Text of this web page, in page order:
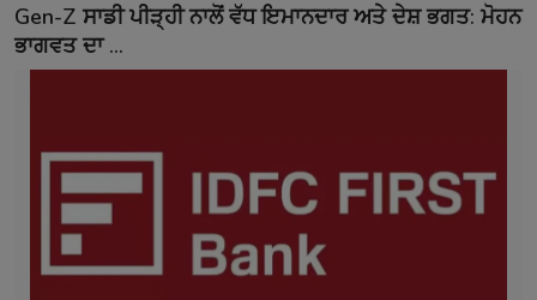
Gen-Z ਸਾਡੀ ਪੀੜ੍ਹੀ ਨਾਲੋਂ ਵੱਧ ਇਮਾਨਦਾਰ ਅਤੇ ਦੇਸ਼ ਭਗਤ: ਮੋਹਨ
ਭਾਗਵਤ ਦਾ ...